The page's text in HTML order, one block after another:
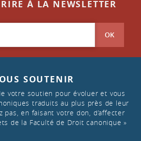
À LA NEWSLETTER
OK
SOUTENIR
votre soutien pour évoluer et vous
traduits au plus près de leur
pas, en faisant votre don, d’affecter
de la Faculté de Droit canonique »